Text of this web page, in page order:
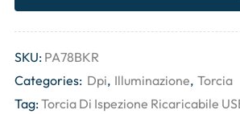
SKU: PA78BKR
Categories: Dpi, Illuminazione, Torcia
Tag:Torcia Di Ispezione Ricaricabile